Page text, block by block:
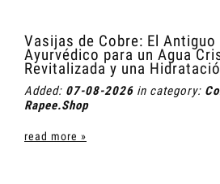
Vasijas de Cobre: El
Ayurvédico para un Agua
Revitalizada y una
Added: 07-08-2026 in category:
Rapee.Shop
read more »